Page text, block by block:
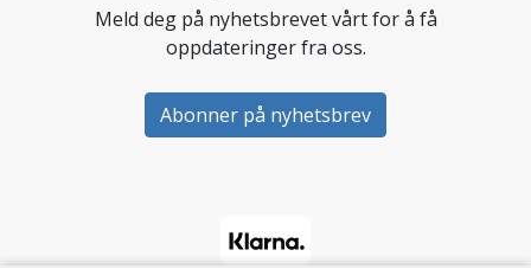
Meld deg på nyhetsbrevet vårt for å få
oppdateringer fra oss.
Abonner på nyhetsbrev